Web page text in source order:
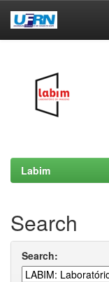
Labim
Search
Search: